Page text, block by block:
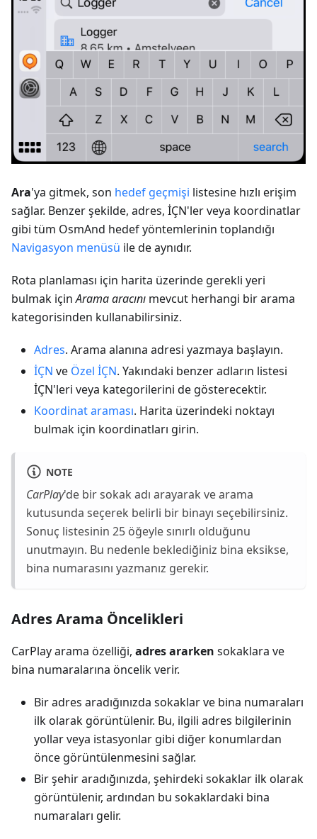
Ara'ya gitmek, son hedef geçmişi listesine hızlı erişim
sağlar. Benzer şekilde, adres, İÇN'ler veya koordinatlar
gibi tüm OsmAnd hedef yöntemlerinin toplandığı
Navigasyon menüsü ile de aynıdır.
Rota planlaması için harita üzerinde gerekli yeri
bulmak içinArama aracını mevcut herhangi bir arama
kategorisinden kullanabilirsiniz.
Adres. Arama alanına adresi yazmaya başlayın.
İÇN ve Özel İÇN. Yakındaki benzer adların listesi
İÇN'leri veya kategorilerini de gösterecektir.
Koordinat araması. Harita üzerindeki noktayı
bulmak için koordinatları girin.
NOTE
CarPlay'de bir sokak adı arayarak ve arama
kutusunda seçerek belirli bir binayı seçebilirsiniz.
Sonuç listesinin 25 öğeyle sınırlı olduğunu
unutmayın. Bu nedenle beklediğiniz bina eksikse,
bina numarasını yazmanız gerekir.
Adres Arama Öncelikleri
CarPlay arama özelliği, adres ararken sokaklara ve
bina numaralarına öncelik verir.
Bir adres aradığınızda sokaklar ve bina numaraları
ilk olarak görüntülenir. Bu, ilgili adres bilgilerinin
yollar veya istasyonlar gibi diğer konumlardan
önce görüntülenmesini sağlar.
Bir şehir aradığınızda, şehirdeki sokaklar ilk olarak
görüntülenir, ardından bu sokaklardaki bina
numaraları gelir.